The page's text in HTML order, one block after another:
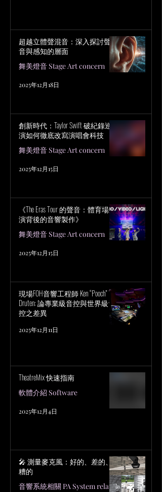
超越立體聲混音：深入探討聲
音與感知的層面
舞美燈音 Stage Art concern
2025年12月18日
創新時代：Taylor Swift 破紀錄巡
演如何徹底改寫演唱會科技
舞美燈音 Stage Art concern
2025年12月15日
《The Eras Tour 的聲音：體育場巡
演背後的音響製作》
舞美燈音 Stage Art concern
2025年12月15日
現場FOH音響工程師 Ken “Pooch” Van
Druten: 論專業級音控與世界級音
控之差異
2025年12月11日
TheatreMix 快速指南
軟體介紹 Software
2025年12月4日
🎤 測量麥克風：好的、差的、
糟的
音響系統相關 PA System related